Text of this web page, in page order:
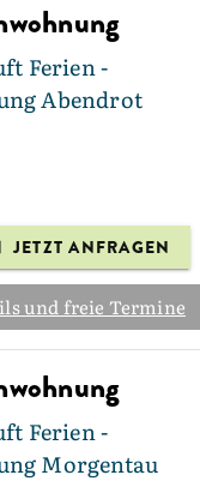
Ferien -
Abendrot
JETZT ANFRAGEN
und freie Termine
Ferien -
Morgentau